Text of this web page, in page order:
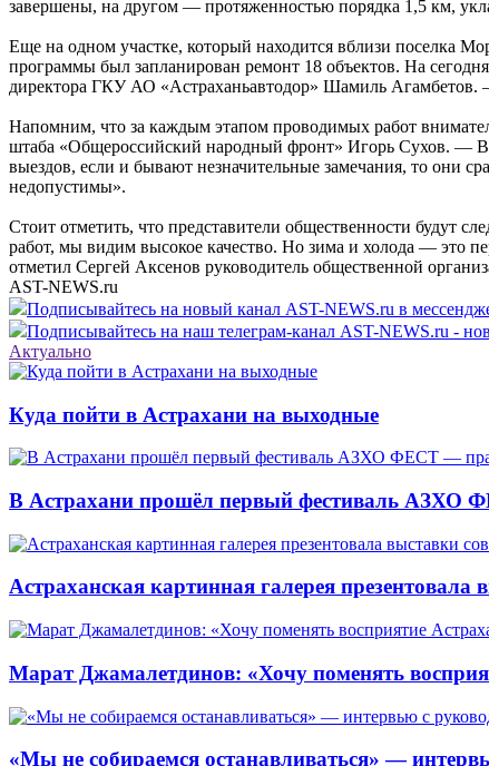
завершены, на другом — протяженностью порядка 1,5 км,
Еще на одном участке, который находится вблизи поселка
программы был запланирован ремонт 18 объектов. На
директора ГКУ АО «Астраханьавтодор» Шамиль Агамбетов.
Напомним, что за каждым этапом проводимых работ
штаба «Общероссийский народный фронт» Игорь Сухов. — В
выездов, если и бывают незначительные замечания, то они
недопустимы».
Стоит отметить, что представители общественности будут
работ, мы видим высокое качество. Но зима и холода — это
отметил Сергей Аксенов руководитель общественной
AST-NEWS.ru
Подписывайтесь на новый канал AST-NEWS.ru в
Подписывайтесь на наш телеграм-канал AST-NEWS.ru -
Актуально
Куда пойти в Астрахани на выходные
В Астрахани прошёл первый фестиваль АЗХО
Астраханская картинная галерея презентовала
Марат Джамалетдинов: «Хочу поменять
«Мы не собираемся останавливаться» —